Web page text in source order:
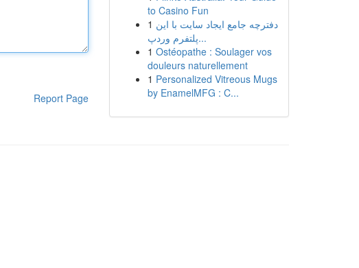
Report Page
to Casino Fun
1 دفترچه جامع ایجاد سایت با این
پلتفرم وردپ...
1 Ostéopathe : Soulager vos
douleurs naturellement
1 Personalized Vitreous Mugs
by EnamelMFG : C...